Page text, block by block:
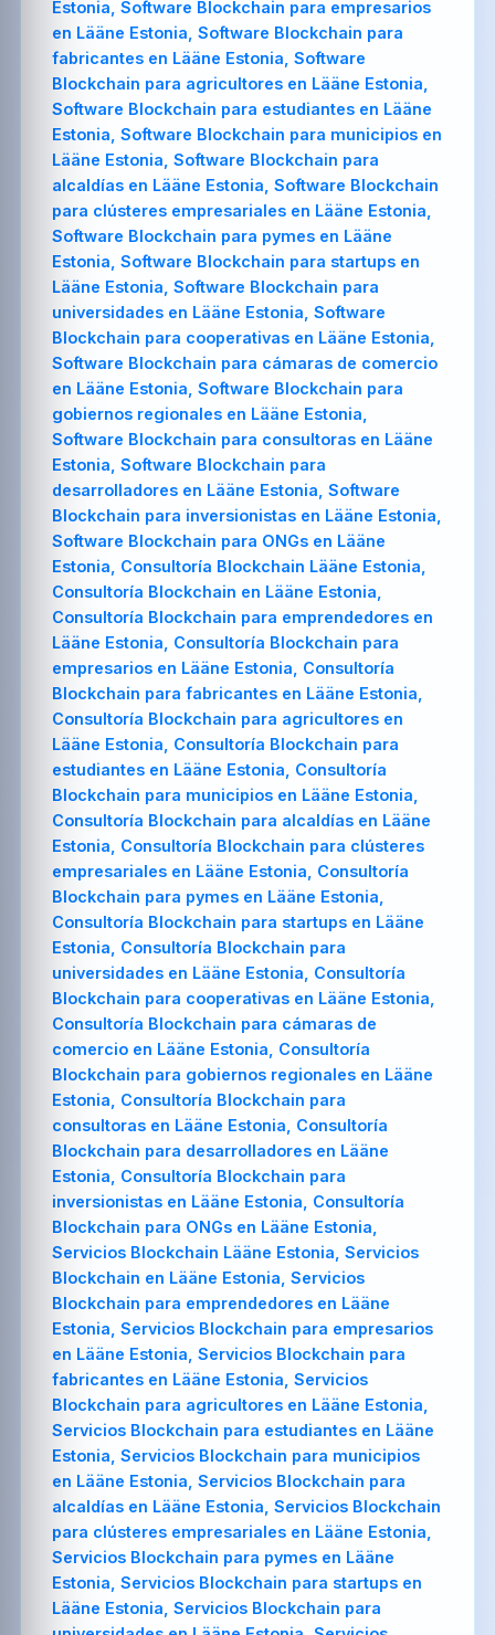
Estonia, Software Blockchain para empresarios
en Lääne Estonia, Software Blockchain para
fabricantes en Lääne Estonia, Software
Blockchain para agricultores en Lääne Estonia,
Software Blockchain para estudiantes en Lääne
Estonia, Software Blockchain para municipios en
Lääne Estonia, Software Blockchain para
alcaldías en Lääne Estonia, Software Blockchain
para clústeres empresariales en Lääne Estonia,
Software Blockchain para pymes en Lääne
Estonia, Software Blockchain para startups en
Lääne Estonia, Software Blockchain para
universidades en Lääne Estonia, Software
Blockchain para cooperativas en Lääne Estonia,
Software Blockchain para cámaras de comercio
en Lääne Estonia, Software Blockchain para
gobiernos regionales en Lääne Estonia,
Software Blockchain para consultoras en Lääne
Estonia, Software Blockchain para
desarrolladores en Lääne Estonia, Software
Blockchain para inversionistas en Lääne Estonia,
Software Blockchain para ONGs en Lääne
Estonia, Consultoría Blockchain Lääne Estonia,
Consultoría Blockchain en Lääne Estonia,
Consultoría Blockchain para emprendedores en
Lääne Estonia, Consultoría Blockchain para
empresarios en Lääne Estonia, Consultoría
Blockchain para fabricantes en Lääne Estonia,
Consultoría Blockchain para agricultores en
Lääne Estonia, Consultoría Blockchain para
estudiantes en Lääne Estonia, Consultoría
Blockchain para municipios en Lääne Estonia,
Consultoría Blockchain para alcaldías en Lääne
Estonia, Consultoría Blockchain para clústeres
empresariales en Lääne Estonia, Consultoría
Blockchain para pymes en Lääne Estonia,
Consultoría Blockchain para startups en Lääne
Estonia, Consultoría Blockchain para
universidades en Lääne Estonia, Consultoría
Blockchain para cooperativas en Lääne Estonia,
Consultoría Blockchain para cámaras de
comercio en Lääne Estonia, Consultoría
Blockchain para gobiernos regionales en Lääne
Estonia, Consultoría Blockchain para
consultoras en Lääne Estonia, Consultoría
Blockchain para desarrolladores en Lääne
Estonia, Consultoría Blockchain para
inversionistas en Lääne Estonia, Consultoría
Blockchain para ONGs en Lääne Estonia,
Servicios Blockchain Lääne Estonia, Servicios
Blockchain en Lääne Estonia, Servicios
Blockchain para emprendedores en Lääne
Estonia, Servicios Blockchain para empresarios
en Lääne Estonia, Servicios Blockchain para
fabricantes en Lääne Estonia, Servicios
Blockchain para agricultores en Lääne Estonia,
Servicios Blockchain para estudiantes en Lääne
Estonia, Servicios Blockchain para municipios
en Lääne Estonia, Servicios Blockchain para
alcaldías en Lääne Estonia, Servicios Blockchain
para clústeres empresariales en Lääne Estonia,
Servicios Blockchain para pymes en Lääne
Estonia, Servicios Blockchain para startups en
Lääne Estonia, Servicios Blockchain para